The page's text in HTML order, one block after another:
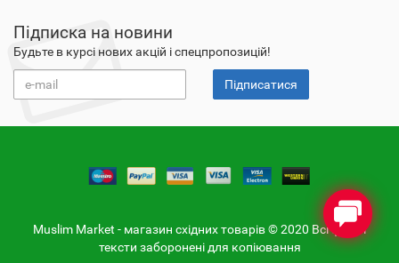
Підписка на новини
Будьте в курсі нових акцій і спецпропозицій!
Підписатися
Muslim Market - магазин східних товарів © 2020 Всі фото і
тексти заборонені для копіювання